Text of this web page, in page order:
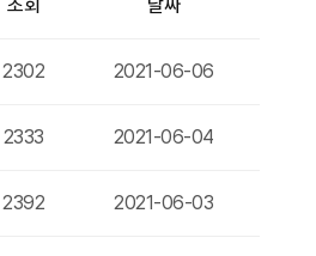
조회 날짜
2302 2021-06-06
2333 2021-06-04
2392 2021-06-03